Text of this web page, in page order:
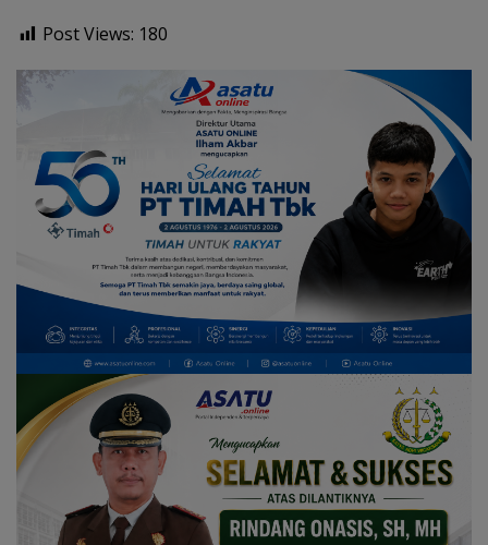
Post Views: 180